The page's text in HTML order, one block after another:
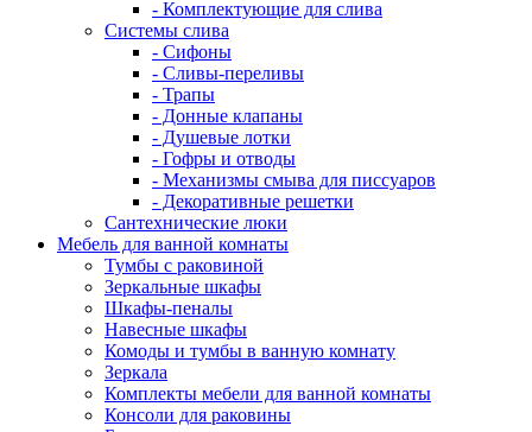
- Комплектующие для слива
Системы слива
- Сифоны
- Сливы-переливы
- Трапы
- Донные клапаны
- Душевые лотки
- Гофры и отводы
- Механизмы смыва для писсуаров
- Декоративные решетки
Сантехнические люки
Мебель для ванной комнаты
Тумбы с раковиной
Зеркальные шкафы
Шкафы-пеналы
Навесные шкафы
Комоды и тумбы в ванную комнату
Зеркала
Комплекты мебели для ванной комнаты
Консоли для раковины